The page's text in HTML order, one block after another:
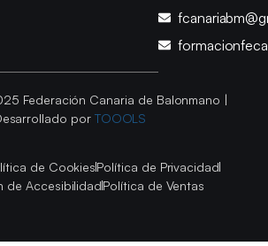
Federación Canaria de Balonmano |
por TOOOLS
de CookiesPolítica de Privacidad
de AccesibilidadPolítica de Ventas